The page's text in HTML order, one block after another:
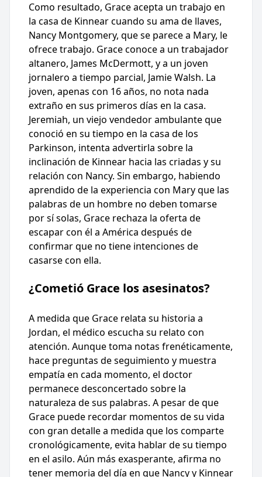
Como resultado, Grace acepta un trabajo en
la casa de Kinnear cuando su ama de llaves,
Nancy Montgomery, que se parece a Mary, le
ofrece trabajo. Grace conoce a un trabajador
altanero, James McDermott, y a un joven
jornalero a tiempo parcial, Jamie Walsh. La
joven, apenas con 16 años, no nota nada
extraño en sus primeros días en la casa.
Jeremiah, un viejo vendedor ambulante que
conoció en su tiempo en la casa de los
Parkinson, intenta advertirla sobre la
inclinación de Kinnear hacia las criadas y su
relación con Nancy. Sin embargo, habiendo
aprendido de la experiencia con Mary que las
palabras de un hombre no deben tomarse
por sí solas, Grace rechaza la oferta de
escapar con él a América después de
confirmar que no tiene intenciones de
casarse con ella.
¿Cometió Grace los asesinatos?
A medida que Grace relata su historia a
Jordan, el médico escucha su relato con
atención. Aunque toma notas frenéticamente,
hace preguntas de seguimiento y muestra
empatía en cada momento, el doctor
permanece desconcertado sobre la
naturaleza de sus palabras. A pesar de que
Grace puede recordar momentos de su vida
con gran detalle a medida que los comparte
cronológicamente, evita hablar de su tiempo
en el asilo. Aún más exasperante, afirma no
tener memoria del día en que Nancy y Kinnear